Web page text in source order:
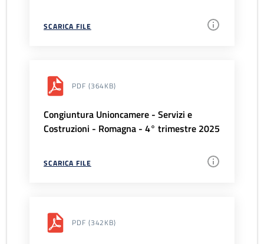
SCARICA FILE
PDF (364KB)
Congiuntura Unioncamere - Servizi e
Costruzioni - Romagna - 4° trimestre 2025
SCARICA FILE
PDF (342KB)